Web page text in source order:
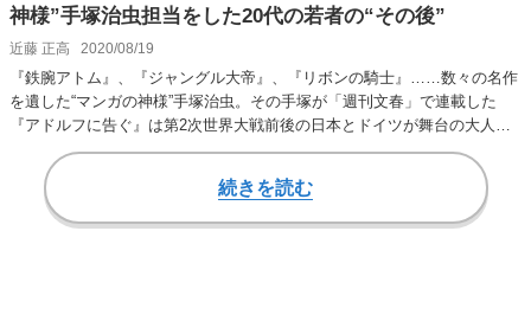
神様”手塚治虫担当をした20代の若者の“その後”
近藤 正高 2020/08/19
『鉄腕アトム』、『ジャングル大帝』、『リボンの騎士』……数々の名作
を遺した“マンガの神様”手塚治虫。その手塚が「週刊文春」で連載した
『アドルフに告ぐ』は第2次世界大戦前後の日本とドイツが舞台の大人向
けのマンガだ。19…
続きを読む